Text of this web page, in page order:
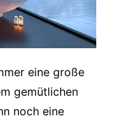
eine große
gemütlichen
noch eine